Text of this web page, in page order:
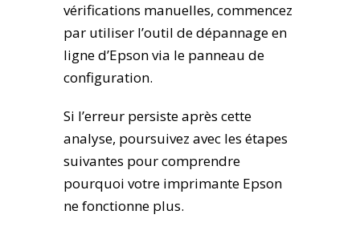
vérifications manuelles, commencez
par utiliser l’outil de dépannage en
ligne d’Epson via le panneau de
configuration.
Si l’erreur persiste après cette
analyse, poursuivez avec les étapes
suivantes pour comprendre
pourquoi votre imprimante Epson
ne fonctionne plus.